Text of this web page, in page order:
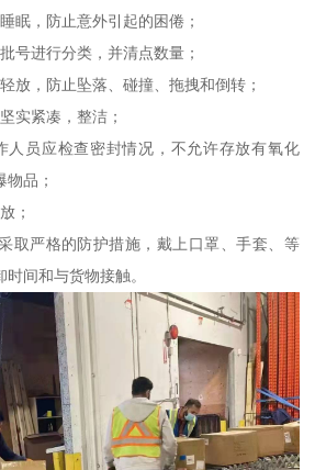
眠，防止意外引起的困倦；
号进行分类，并清点数量；
放，防止坠落、碰撞、拖拽和倒转；
实紧凑，整洁；
人员应检查密封情况，不允许存放有氧化
品；
；
取严格的防护措施，戴上口罩、手套、等
间和与货物接触。